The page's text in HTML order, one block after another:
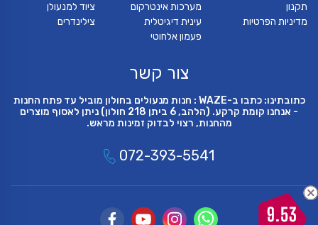
תקנון
מדיניות הפרטיות
מערכות אינטרקום
עינית דיגיטלית
פעמון אלחוטי
ציוד למנעולן
צילינדרים
צור קשר
כתובתינו: כתבו ב-WAZE : חנות מנעולים בחולון מוביל עד פתח החנות
- אנחנו קומת קרקע. (הלהב, 6 ביתן 218 חולון) ניתן לאסוף מוצרים
מהחנות, רצוי לבדוק זמינות מראש.
072-393-5541
9.53